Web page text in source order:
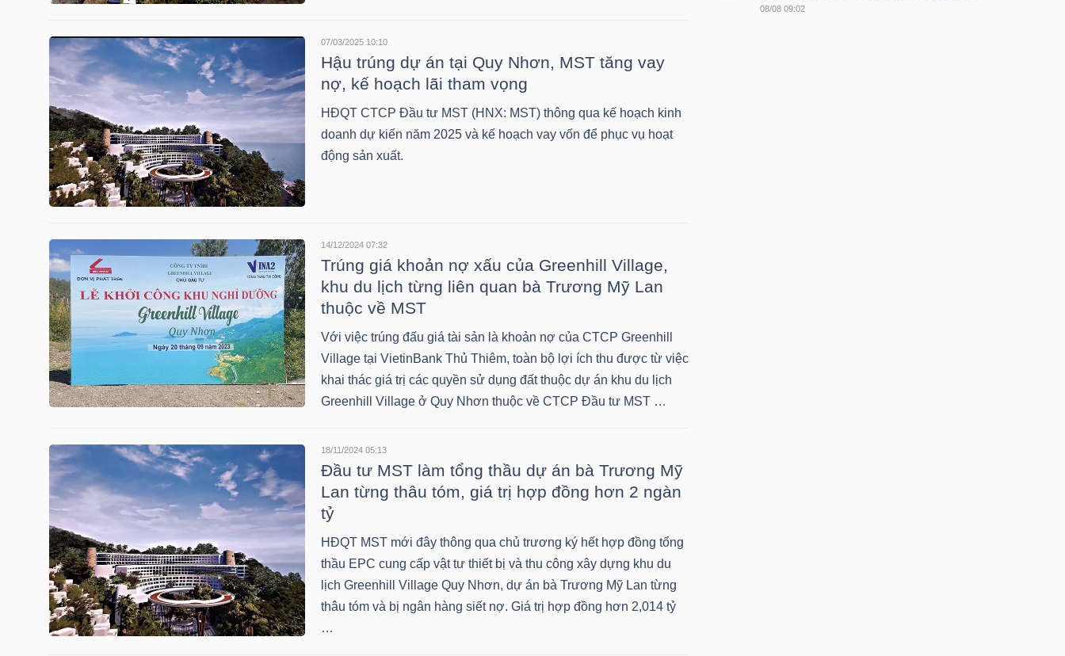
07/03/2025 10:10
Hậu trúng dự án tại Quy Nhơn, MST tăng vay
nợ, kế hoạch lãi tham vọng
HĐQT CTCP Đầu tư MST (HNX: MST) thông qua kế hoạch kinh
doanh dự kiến năm 2025 và kế hoạch vay vốn để phục vụ hoạt
động sản xuất.
14/12/2024 07:32
Trúng giá khoản nợ xấu của Greenhill Village,
khu du lịch từng liên quan bà Trương Mỹ Lan
thuộc về MST
Với việc trúng đấu giá tài sản là khoản nợ của CTCP Greenhill
Village tại VietinBank Thủ Thiêm, toàn bộ lợi ích thu được từ việc
khai thác giá trị các quyền sử dụng đất thuộc dự án khu du lịch
Greenhill Village ở Quy Nhơn thuộc về CTCP Đầu tư MST …
18/11/2024 05:13
Đầu tư MST làm tổng thầu dự án bà Trương Mỹ
Lan từng thâu tóm, giá trị hợp đồng hơn 2 ngàn
tỷ
HĐQT MST mới đây thông qua chủ trương ký hết hợp đồng tổng
thầu EPC cung cấp vật tư thiết bị và thu công xây dựng khu du
lịch Greenhill Village Quy Nhơn, dự án bà Trương Mỹ Lan từng
thâu tóm và bị ngân hàng siết nợ. Giá trị hợp đồng hơn 2,014 tỷ
…
08/08 09:02
THẾ
GIỚI
DƯƠNG
CHÍNH
NHÂN
PHÂN
TÍCH
VIETSTOCKFINANCE
MÔ